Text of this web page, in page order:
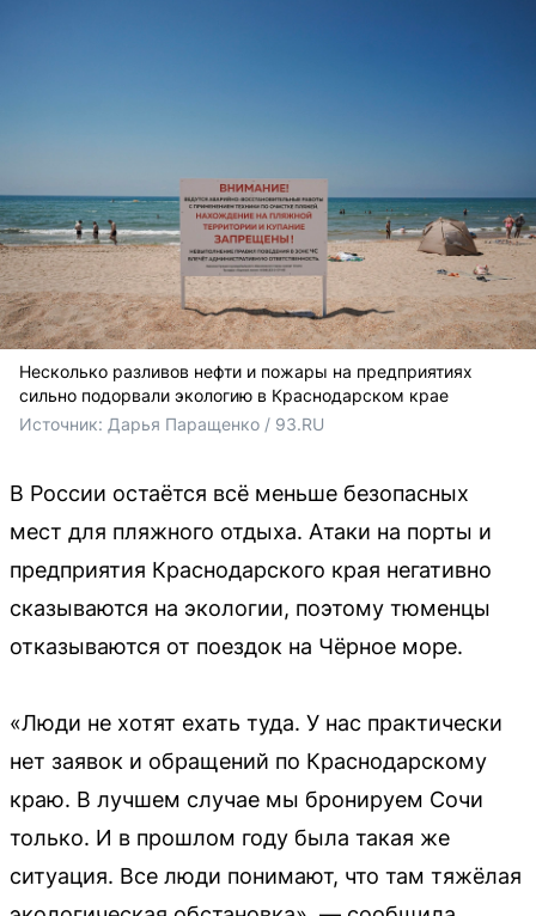
Несколько разливов нефти и пожары на предприятиях
сильно подорвали экологию в Краснодарском крае
Источник: Дарья Паращенко / 93.RU
В России остаётся всё меньше безопасных
мест для пляжного отдыха. Атаки на порты и
предприятия Краснодарского края негативно
сказываются на экологии, поэтому тюменцы
отказываются от поездок на Чёрное море.
«Люди не хотят ехать туда. У нас практически
нет заявок и обращений по Краснодарскому
краю. В лучшем случае мы бронируем Сочи
только. И в прошлом году была такая же
ситуация. Все люди понимают, что там тяжёлая